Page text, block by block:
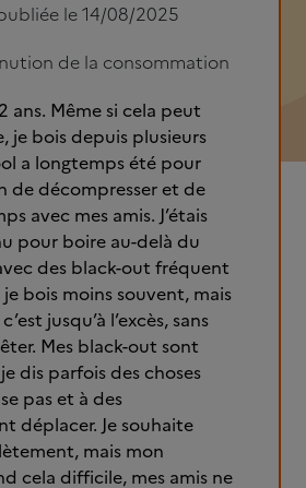
le 14/08/2025
de la consommation
ans. Même si cela peut
je bois depuis plusieurs
a longtemps été pour
de décompresser et de
avec mes amis. J’étais
pour boire au-delà du
des black-out fréquent
bois moins souvent, mais
jusqu’à l’excès, sans
Mes black-out sont
dis parfois des choses
pas et à des
déplacer. Je souhaite
mais mon
cela difficile, mes amis ne